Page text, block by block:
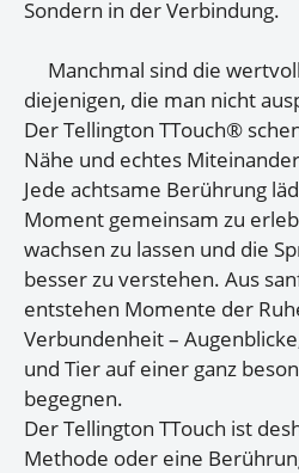
Sondern in der Verbindung.
Manchmal sind die
diejenigen, die man nicht
Der Tellington TTouch®
Nähe und echtes
Jede achtsame Berührung
Moment gemeinsam zu
wachsen zu lassen und die
besser zu verstehen. Aus
entstehen Momente der
Verbundenheit –
und Tier auf einer ganz
begegnen.
Der Tellington TTouch ist
Methode oder eine